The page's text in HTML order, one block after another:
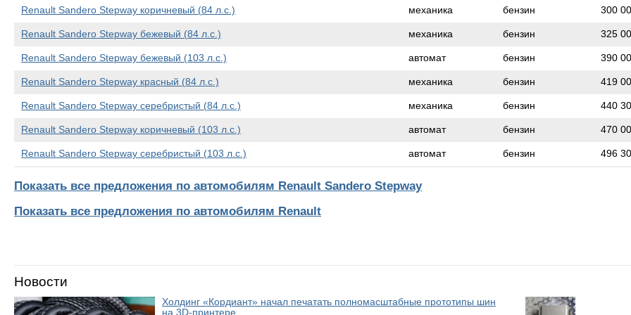
Renault Sandero Stepway коричневый (84 л.с.) механика бензин 300
Renault Sandero Stepway бежевый (84 л.с.) механика бензин 325
Renault Sandero Stepway бежевый (103 л.с.) автомат бензин 390
Renault Sandero Stepway красный (84 л.с.) механика бензин 419
Renault Sandero Stepway серебристый (84 л.с.) механика бензин 440
Renault Sandero Stepway коричневый (103 л.с.) автомат бензин 470
Renault Sandero Stepway серебристый (103 л.с.) автомат бензин 496
Показать все предложения по автомобилям Renault Sandero Stepway
Показать все предложения по автомобилям Renault
Новости
Холдинг «Кордиант» начал печатать полномасштабные прототипы шин
на 3D-принтере